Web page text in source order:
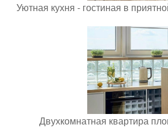
Уютная кухня - гостиная в
Двухкомнатная квартира